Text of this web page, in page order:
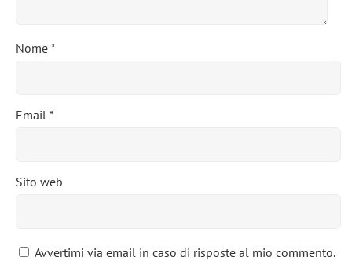
Nome *
Email *
Sito web
Avvertimi via email in caso di risposte al mio commento.